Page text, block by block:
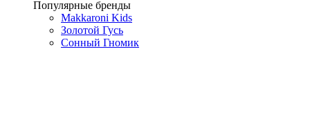
Популярные бренды
Makkaroni Kids
Золотой Гусь
Сонный Гномик